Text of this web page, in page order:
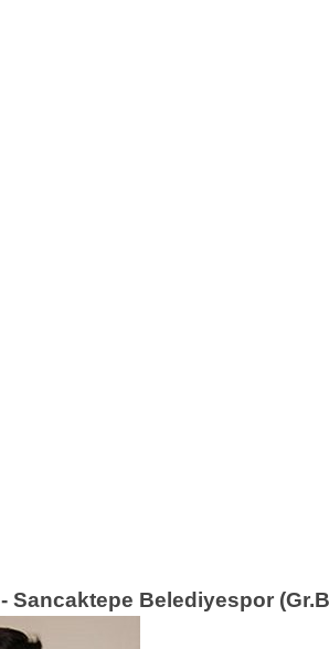
- Sancaktepe Belediyespor